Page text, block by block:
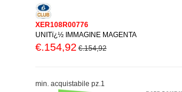
XER108R00776
UNITï¿½ IMMAGINE MAGENTA
€.154,92 €.154,92
min. acquistabile pz.1